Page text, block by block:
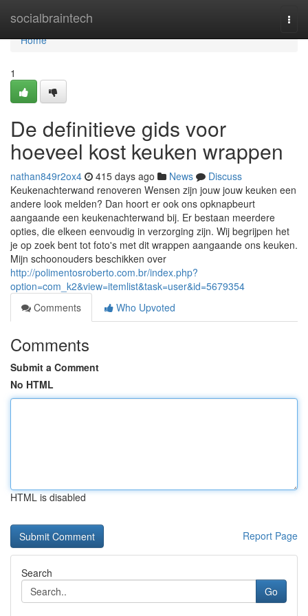
socialbraintech
Home
Home
1
De definitieve gids voor
hoeveel kost keuken wrappen
nathan849r2ox4 415 days ago News
Discuss
Keukenachterwand renoveren Wensen zijn jouw jouw keuken een
andere look melden? Dan hoort er ook ons opknapbeurt
aangaande een keukenachterwand bij. Er bestaan meerdere
opties, die elkeen eenvoudig in verzorging zijn. Wij begrijpen het
je op zoek bent tot foto's met dit wrappen aangaande ons keuken.
Mijn schoonouders beschikken over
http://polimentosroberto.com.br/index.php?
option=com_k2&view=itemlist&task=user&id=5679354
Comments
Who Upvoted
Comments
Submit a Comment
No HTML
HTML is disabled
Report Page
Search
Go